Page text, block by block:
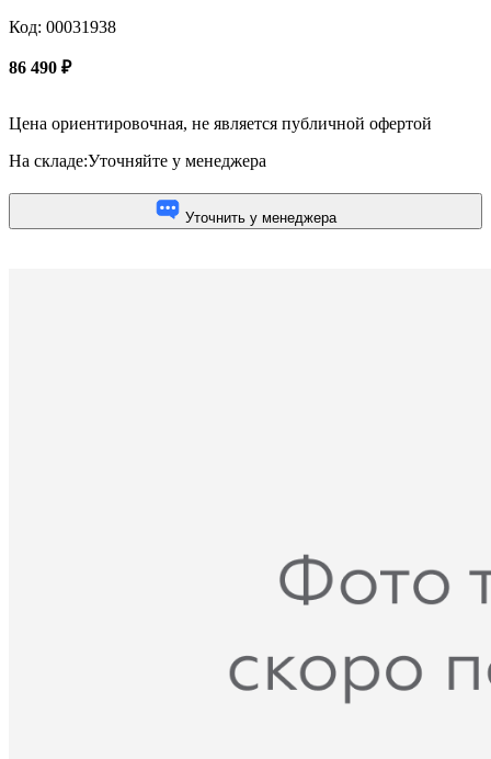
Код: 00031938
86 490 ₽
Цена ориентировочная, не является публичной офертой
На складе:Уточняйте у менеджера
Уточнить у менеджера